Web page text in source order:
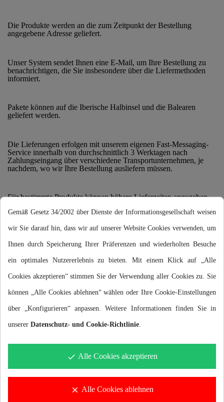
Die Produkte werden an die zum Zeitpunkt der Bestellung
angegebene Adresse geliefert.
Unser System sendet Ihnen eine E-Mail, um Ihre Bestellung zu
benachrichtigen, die Sie insbesondere über die Liefermethoden
informiert.
Pakete können auf die Iberische Halbinsel und die Balearen
geliefert werden.
Die Lieferungen erfolgen mit unserem eigenen Fast-Messaging-
Service innerhalb von durchschnittlich 3 Werktagen nach
Zahlungseingang über verschiedene Transportunternehmen, je
nachdem, wo wir Ihre Bestellung ausliefern müssen.
Für bestimmte Produkte können höhere Lieferzeiten angegeben
werden.
Alle Kunden können jederzeit die Entwicklung ihrer Bestellung
info@blunae.com
unseren Lagern an die zum Zeitpunkt des Kaufs angegebene
Lieferadresse.
www.blunae.comist weder für eine Lieferverzögerung noch für
der in den folgenden 30 Tagen nicht getätigt wurde, wird jedoch
nichts anderes angekündigt wurde.
Wenn das Paket die angegebene Adresse nicht erreicht (nach
Gemäß Gesetz 34/2002 über Dienste der Informationsgesellschaft weisen
wir Sie darauf hin, dass wir auf unserer Website Cookies verwenden, um
Ihnen durch Speicherung Ihrer Präferenzen und wiederholten Besuche
ein optimales Nutzererlebnis zu bieten. Mit einem Klick auf „Alle
Cookies akzeptieren“ stimmen Sie der Verwendung aller Cookies zu. Sie
können „Alle Cookies ablehnen“ wählen oder Ihre Cookie-Einstellungen
über „Konfigurieren“ anpassen. Weitere Informationen finden Sie in
unserer Datenschutz- und Cookie-Richtlinie.
done Alle Cookies akzeptieren
clear Alle Cookies ablehnen